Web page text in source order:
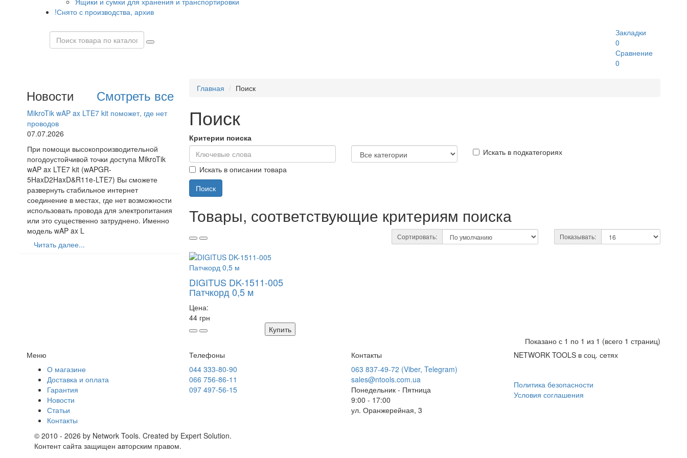
!Снято с производства, архив
Закладки
0
Сравнение
0
Новости Смотреть все
MikroTik wAP ax LTE7 kit поможет, где нет
проводов
07.07.2026
При помощи высокопроизводительной
погодоустойчивой точки доступа MikroTik
wAP ax LTE7 kit (wAPGR-
5HaxD2HaxD&R11e-LTE7) Вы сможете
развернуть стабильное интернет
соединение в местах, где нет возможности
использовать провода для электропитания
или это существенно затруднено. Именно
модель wAP ax L
Читать далее...
Главная Поиск
Поиск
Критерии поиска
Искать в подкатегориях
Искать в описании товара
Товары, соответствующие критериям поиска
Сортировать: Показывать:
DIGITUS DK-1511-005
Патчкорд 0,5 м
Цена:
44 грн
Купить
Показано с 1 по 1 из 1 (всего 1 страниц)
Меню
О магазине
Доставка и оплата
Гарантия
Новости
Статьи
Контакты
Телефоны
044 333-80-90
066 756-86-11
097 497-56-15
Контакты
063 837-49-72 (Viber, Telegram)
sales@ntools.com.ua
Понедельник - Пятница
9:00 - 17:00
ул. Оранжерейная, 3
NETWORK TOOLS в соц. сетях
Политика безопасности
Условия соглашения
© 2010 - 2026 by Network Tools. Created by Expert Solution.
Контент сайта защищен авторским правом.